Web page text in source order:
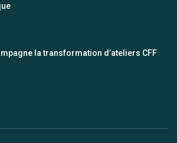
la transformation d’ateliers CFF